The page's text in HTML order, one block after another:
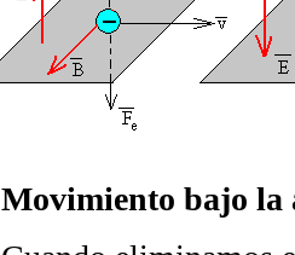
Movimiento bajo la